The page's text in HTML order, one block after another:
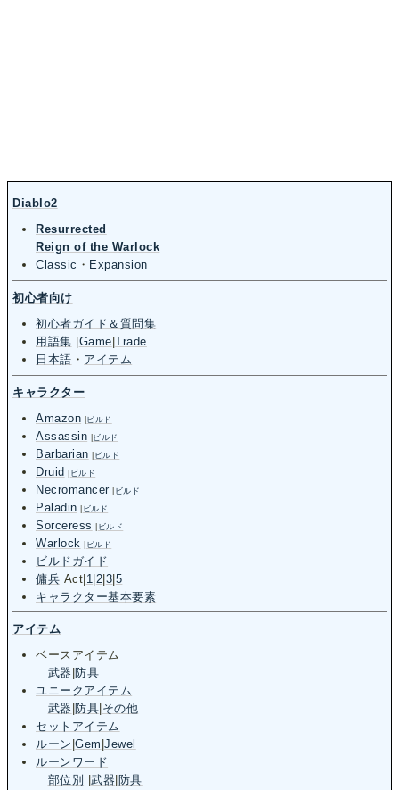
Diablo2
Resurrected
Reign of the Warlock
Classic ・ Expansion
初心者向け
初心者ガイド＆質問集
用語集 Game |Trade
日本語 ・ アイテム
キャラクター
Amazon
ビルド
Assassin ビルド
Barbarian ビルド
Druid ビルド
Necromancer ビルド
Paladin ビルド
Sorceress ビルド
Warlock ビルド
ビルドガイド
傭兵 Act|1 |2|3|5
キャラクター基本要素
アイテム
ベースアイテム
武器 防具
ユニークアイテム
武器 防具 その他
セットアイテム
ルーン |Gem |Jewel
ルーンワード
部位別
|武器 防具